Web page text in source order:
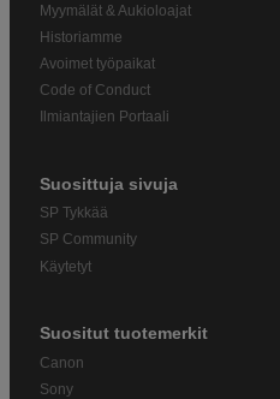
Myymälät & Aukioloajat
Historiamme
Avoimet työpaikat
Code of Conduct
Ilmiantajien Portaali
Suosittuja sivuja
SP Tykkää
SP Community
Käytetyt
Suositut tuotemerkit
Canon
Sony